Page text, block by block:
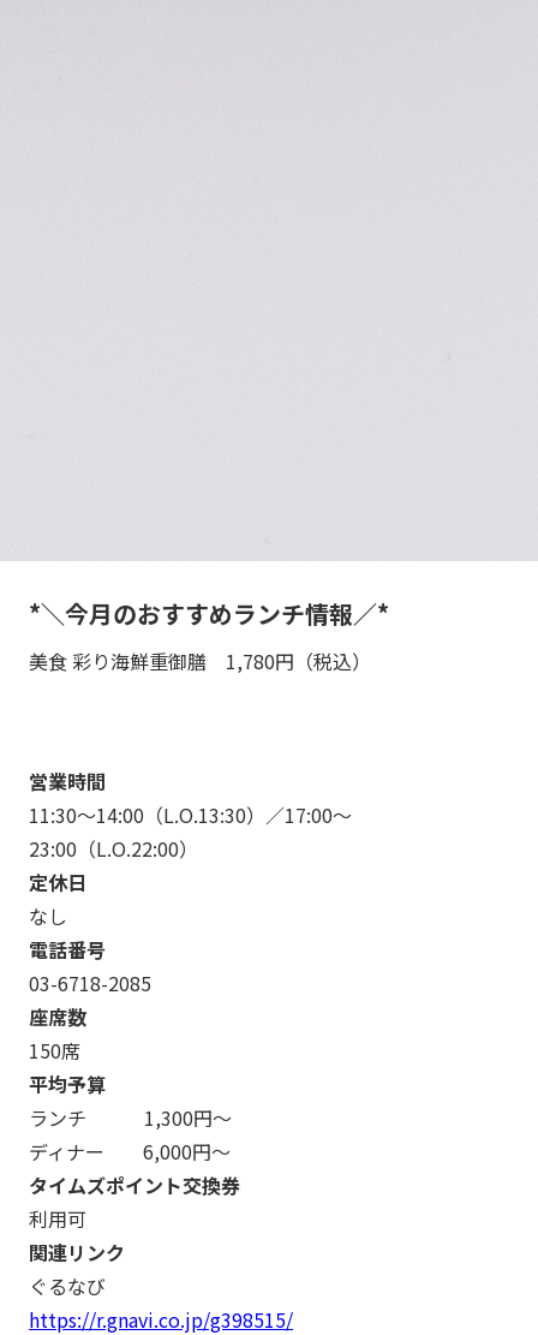
*＼今月のおすすめランチ情報／*
美食 彩り海鮮重御膳 1,780円（税込）
営業時間
11:30～14:00（L.O.13:30）／17:00～
23:00（L.O.22:00）
定休日
なし
電話番号
03-6718-2085
座席数
150席
平均予算
ランチ 1,300円～
ディナー 6,000円～
タイムズポイント交換券
利用可
関連リンク
ぐるなび
https://r.gnavi.co.jp/g398515/